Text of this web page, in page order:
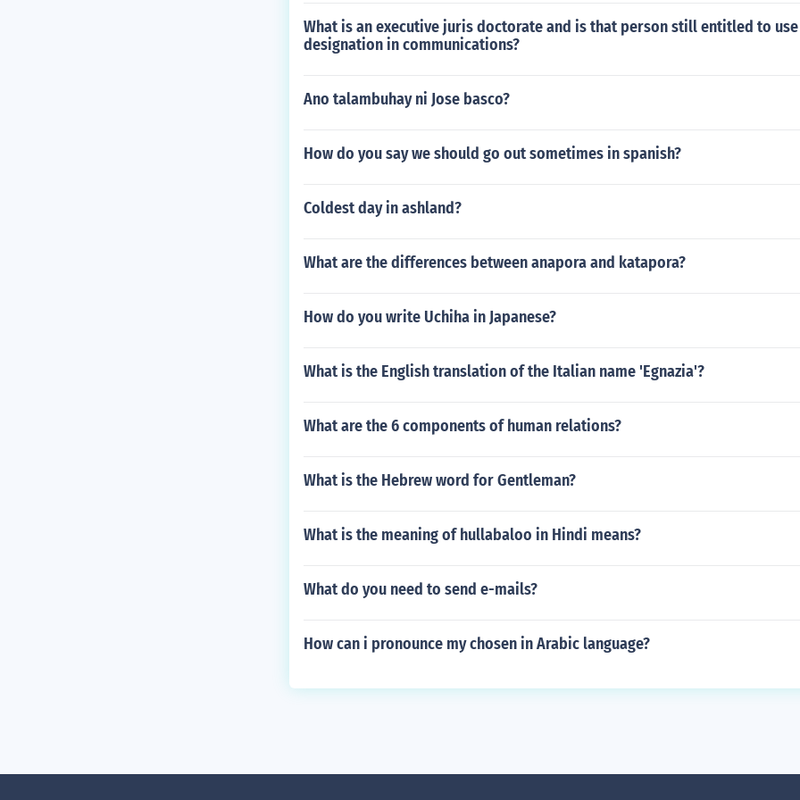
What is an executive juris doctorate and is that person still entitled to use
designation in communications?
Ano talambuhay ni Jose basco?
How do you say we should go out sometimes in spanish?
Coldest day in ashland?
What are the differences between anapora and katapora?
How do you write Uchiha in Japanese?
What is the English translation of the Italian name 'Egnazia'?
What are the 6 components of human relations?
What is the Hebrew word for Gentleman?
What is the meaning of hullabaloo in Hindi means?
What do you need to send e-mails?
How can i pronounce my chosen in Arabic language?